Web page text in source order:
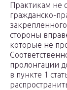
Практикам не
гражданско-
стороны
которые не
пролонгации
в пункте 1